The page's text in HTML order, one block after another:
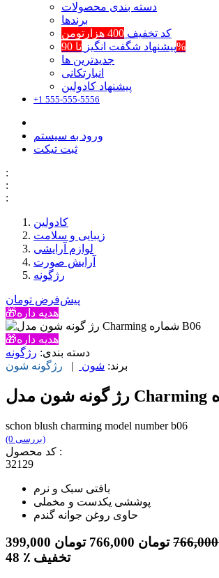
دسته بندی محصولات
برند‌ها
کد تخفیف 400 هزارتومن
پیشنهاد شگفت انگیزتا 90%
جدیدترین ها
انبارتکانی
پیشنهاد کادولین
+1 555-555-5556
ورود به سیستم
ثبت تیکت
:
:
:
کادولین
زیبایی و سلامت
لوازم آرایشی
آرایش صورت
رژگونه
پیش‌فرض تومان
🎁هدیه داره
🎁هدیه داره
دسته بندی: رژگونه
برند: شون | رژگونه شون
schon blush charming model number b06
(0 بررسی)
کد محصول :
32129
بافتی سبک و نرم
پوششی یکدست و مخملی
حاوی روغن جوانه گندم
399,000 تومان 766,000 تومان 766,000
48
٪ تخفیف